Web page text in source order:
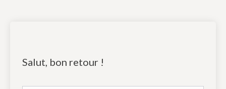
Salut, bon retour !